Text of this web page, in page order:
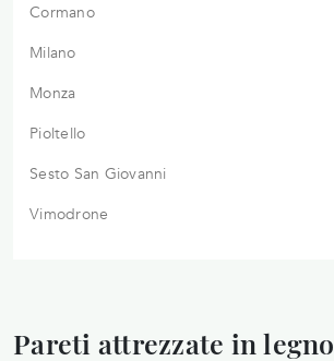
Cormano
Milano
Monza
Pioltello
Sesto San Giovanni
Vimodrone
Pareti attrezzate in legno